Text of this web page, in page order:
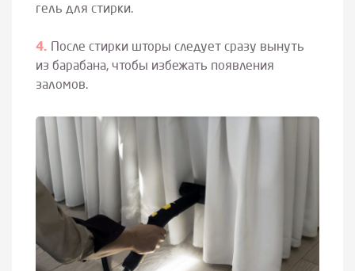
гель для стирки.
После стирки шторы следует сразу вынуть
из барабана, чтобы избежать появления
заломов.